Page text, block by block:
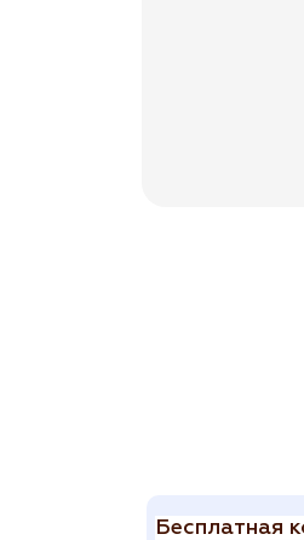
Бесплатная